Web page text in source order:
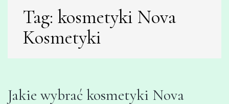
Tag: kosmetyki Nova
Kosmetyki
Jakie wybrać kosmetyki Nova